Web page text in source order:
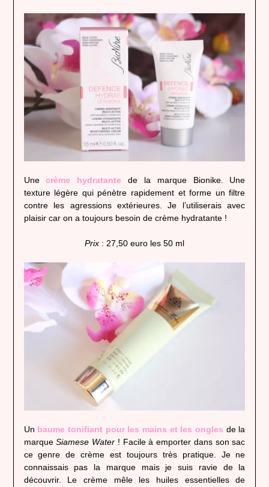
Unecrème hydratante
de la marque Bionike. Une
texture légère qui pénètre rapidement et forme un filtre
contre les agressions extérieures. Je l’utiliserais avec
plaisir car on a toujours besoin de crème hydratante !
Prix : 27,50 euro les 50 ml
Un baume tonifiant pour les mains et les ongles de la
marqueSiamese Water ! Facile à emporter dans son sac
ce genre de crème est toujours très pratique. Je ne
connaissais pas la marque mais je suis ravie de la
découvrir. Le crème mêle les huiles essentielles de